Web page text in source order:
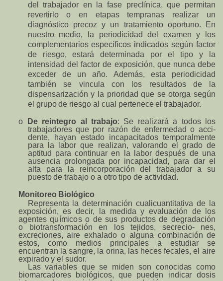
del
trabajador en la fase preclínica, que permitan
revertirlo
o en etapas tempranas realizar
un
diagnóstico
precoz y un tratamiento oportuno.
En
nuestro medio, la periodicidad del examen y
los
complementarios específicos indicados según factor
de
riesgo, estará determinada por el tipo y
la
intensidad del factor de exposición, que nunca debe
exceder
de un año. Además, esta periodicidad
también se vincula con los resultados de
la
dispensarización y la prioridad que se otorga según
e l grupo de riesgo al cual pertenece el trabajador.
o De reintegro al trabajo: Se real izará a todos
los
trabajadores que por razón de enfermedad o acci-
dente,
hayan estado incapacitados temporal mente
para
la labor que realizan, valorando el grado de
aptitud para continuar en la labor después de una
ausencia prolongada por incapacidad, para dar el
alta para
la reincorporación del trabajador a
su
puesto de trabajo o a otro tipo de actividad.
Monitoreo Biológico
Representa
la determinación cualicuantitativa de
la
exposición, es decir, la medida y evaluación de los
agentes químicos o de sus productos de degradación
o
biotransformación en los tejidos,
secrecio- nes,
excreciones, aire exhalado o alguna combinación de
estos,
como medios principales a estudiar
se
encuentran la sangre, la orina, las heces fecales, el aire
expirado y el sudor.
Las variables que se miden son conocidas como
biomarcadores biológicos, que pueden indicar dosis